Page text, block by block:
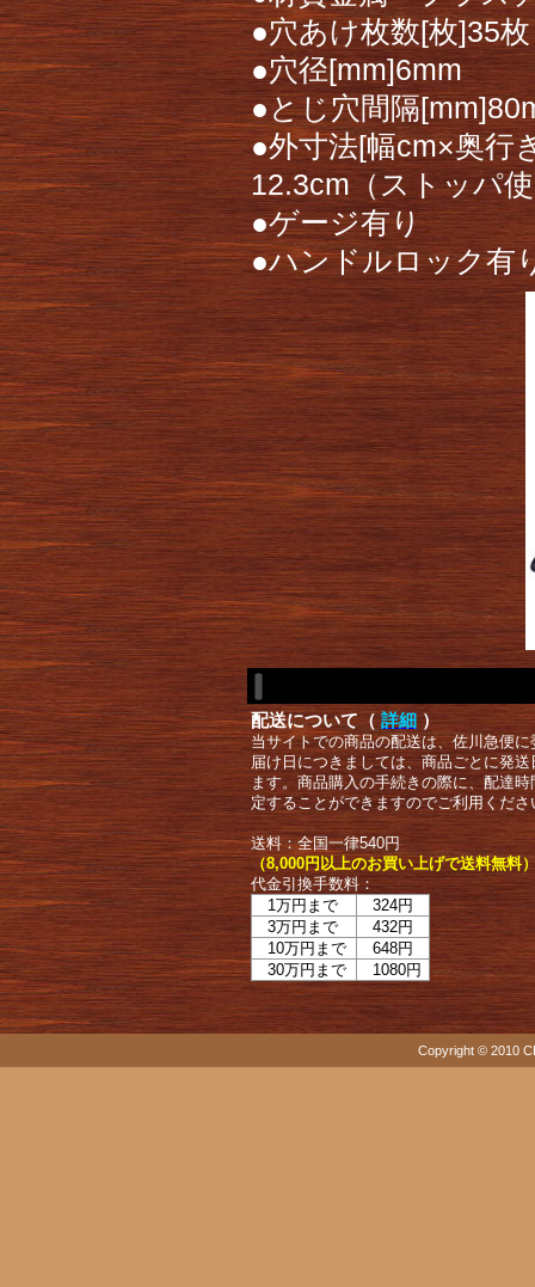
●穴あけ枚数[枚]35枚
●穴径[mm]6mm
●とじ穴間隔
●外寸法[幅cm×奥行
12.3cm（ストッパ
●ゲージ有り
●ハンドルロック有
配送について（ 詳細 ）
当サイトでの商品の配送は、佐川急便
届け日につきましては、商品ごとに発
ます。商品購入の手続きの際に、配達
定することができますのでご利用くださ
送料：全国一律540円
（8,000円以上のお買い上げで送料無料
代金引換手数料：
1万円まで
324円
3万円まで
432円
10万円まで
648円
30万円まで
1080円
Copyright © 2010